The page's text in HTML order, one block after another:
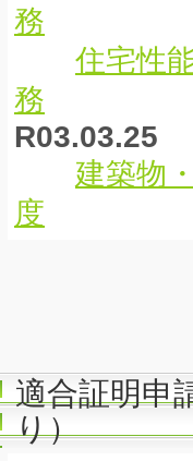
務
住宅性
務
R03.03.25
建築物
度
適合証明申
り）